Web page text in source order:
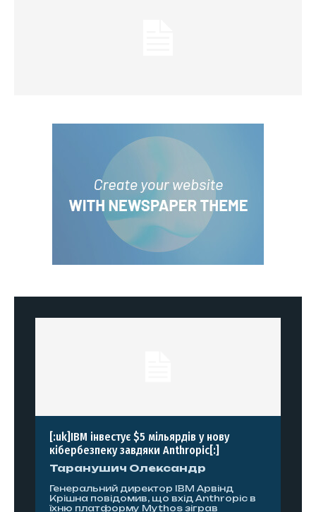
[:uk]IBM інвестує $5 мільярдів у нову
кібербезпеку завдяки Anthropic[:]
Таранушич Олександр
Генеральний директор IBM Арвінд
Крішна повідомив, що вхід Anthropic в
їхню платформу Mythos зіграв